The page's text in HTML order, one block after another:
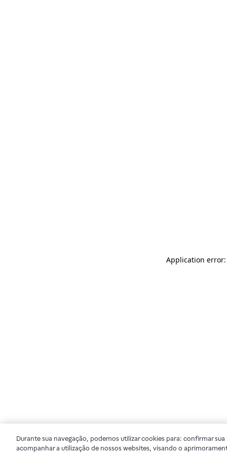
Application
Durante sua navegação, podemos utilizar cookies para: confirmar
acompanhar a utilização de nossos websites, visando o